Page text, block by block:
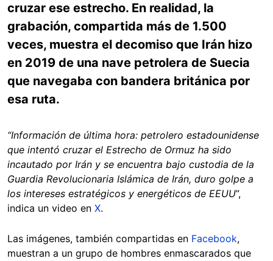
cruzar ese estrecho. En realidad, la
grabación, compartida más de 1.500
veces, muestra el decomiso que Irán hizo
en 2019 de una nave petrolera de Suecia
que navegaba con bandera británica por
esa ruta.
“Información de última hora: petrolero estadounidense
que intentó cruzar el Estrecho de Ormuz ha sido
incautado por Irán y se encuentra bajo custodia de la
Guardia Revolucionaria Islámica de Irán, duro golpe a
los intereses estratégicos y energéticos de EEUU”,
indica un video en X.
Las imágenes, también compartidas en Facebook,
muestran a un grupo de hombres enmascarados que